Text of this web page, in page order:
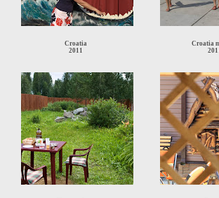
Croatia
2011
Croatia